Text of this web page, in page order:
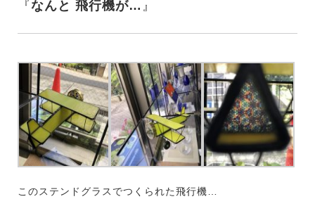
『なんと 飛行機が… 』
このステンドグラスでつくられた飛行機…